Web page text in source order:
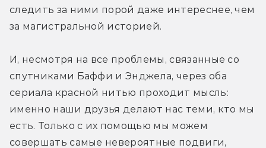
следить за ними порой даже интереснее, чем
за магистральной историей.
И, несмотря на все проблемы, связанные со
спутниками Баффи и Энджела, через оба
сериала красной нитью проходит мысль:
именно наши друзья делают нас теми, кто мы
есть. Только с их помощью мы можем
совершать самые невероятные подвиги,